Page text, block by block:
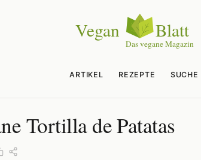
ARTIKEL REZEPTE SUCHE
Tortilla de Patatas